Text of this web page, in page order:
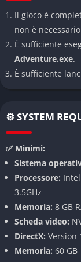
livelli ingegnoso,
ambientali e
ritmo della
diversi stoffa,
enorme diorama
ogni livello
Una delle
supporta fino a
per risolvere
sono stati
questo rende la
anche essenziale
Prestazioni e
Il gioco è
non è
È sufficiente
Adventure.exe.
È sufficiente
⚙️ SYSTEM
✅ Minimi:
Sistema
Processore:
3.5GHz
Memoria: 8 GB
Scheda video:
DirectX: Version
Memoria: 60 GB